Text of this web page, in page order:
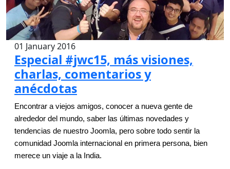
01 January 2016
Especial #jwc15, más visiones,
charlas, comentarios y
anécdotas
Encontrar a viejos amigos, conocer a nueva gente de
alrededor del mundo, saber las últimas novedades y
tendencias de nuestro Joomla, pero sobre todo sentir la
comunidad Joomla internacional en primera persona, bien
merece un viaje a la India.